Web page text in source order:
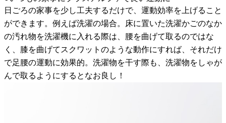
日ごろの家事を少し工夫するだけで、運動効率を上げること
ができます。例えば洗濯の場合。床に置いた洗濯かごのなか
の汚れ物を洗濯機に入れる際は、腰を曲げて取るのではな
く、膝を曲げてスクワットのような動作にすれば、それだけ
で足腰の運動に効果的。洗濯物を干す際も、洗濯物をしゃが
んで取るようにするとなお良し！